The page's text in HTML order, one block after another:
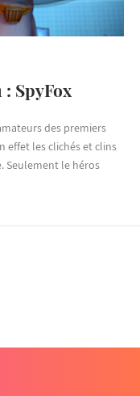
SpyFox
des premiers
effet les clichés et clins
Seulement le héros